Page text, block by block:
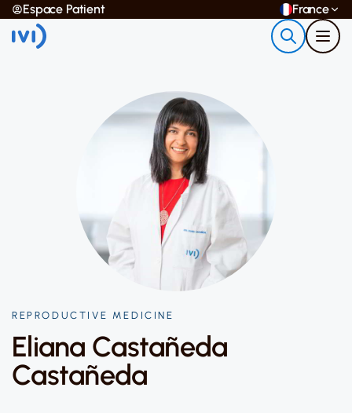
Espace Patient France
REPRODUCTIVE MEDICINE
Eliana Castañeda
Castañeda